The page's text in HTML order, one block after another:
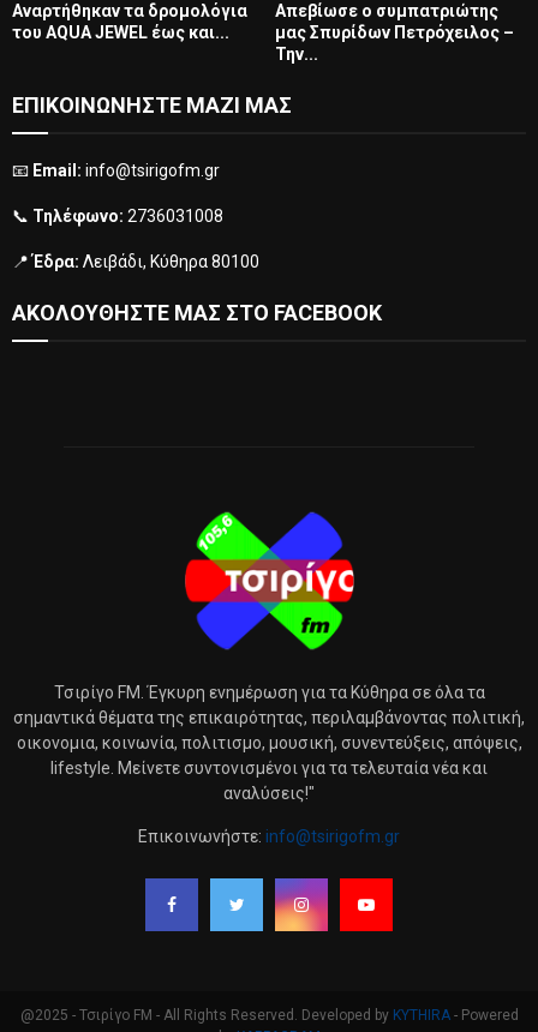
Αναρτήθηκαν τα δρομολόγια
του AQUA JEWEL έως και...
Απεβίωσε ο συμπατριώτης
μας Σπυρίδων Πετρόχειλος –
Την...
ΕΠΙΚΟΙΝΩΝΗΣΤΕ ΜΑΖΙ ΜΑΣ
📧 Email: info@tsirigofm.gr
📞 Τηλέφωνο: 2736031008
📍Έδρα: Λειβάδι, Κύθηρα 80100
ΑΚΟΛΟΥΘΗΣΤΕ ΜΑΣ ΣΤΟ FACEBOOK
Τσιρίγο FM. Έγκυρη ενημέρωση για τα Κύθηρα σε όλα τα
σημαντικά θέματα της επικαιρότητας, περιλαμβάνοντας πολιτική,
οικονομια, κοινωνία, πολιτισμο, μουσική, συνεντεύξεις, απόψεις,
lifestyle. Μείνετε συντονισμένοι για τα τελευταία νέα και
αναλύσεις!"
Επικοινωνήστε: info@tsirigofm.gr
@2025 - Τσιρίγο FM - All Rights Reserved. Developed by KYTHIRA- Powered